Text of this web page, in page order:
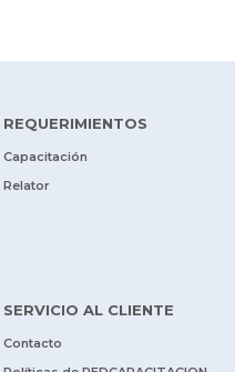
REQUERIMIENTOS
Capacitación
Relator
SERVICIO AL CLIENTE
Contacto